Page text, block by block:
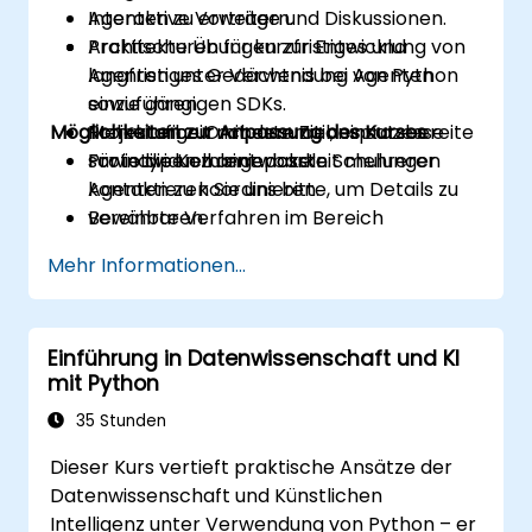
Agenten zu erweitern.
Architekturen für kurzfristiges und
langfristiges Gedächtnis bei Agenten
einzuführen.
Mehrstufige Orchesterationsprozesse
sowie die Kombinierbarkeit mehrerer
Agenten zu koordinieren.
Bewährte Verfahren im Bereich
Überwachung auf produktiven Systemen
anzuwenden.
Interaktive Vorträge und Diskussionen.
Praktische Übungen zur Entwicklung von
Agenten unter Verwendung von Python
sowie gängigen SDKs.
Projektarbeit mit dem Ziel, einsatzbereite
Prototypen zu entwickeln.
Möglichkeiten zur Anpassung des Kurses
Für individuell angepasste Schulungen
kontaktieren Sie uns bitte, um Details zu
vereinbaren.
Mehr Informationen...
Einführung in Datenwissenschaft und KI
mit Python
35 Stunden
Dieser Kurs vertieft praktische Ansätze der
Datenwissenschaft und Künstlichen
Intelligenz unter Verwendung von Python – er